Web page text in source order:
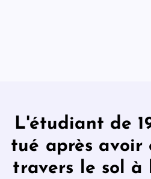
L'étudiant de
tué après
travers le sol